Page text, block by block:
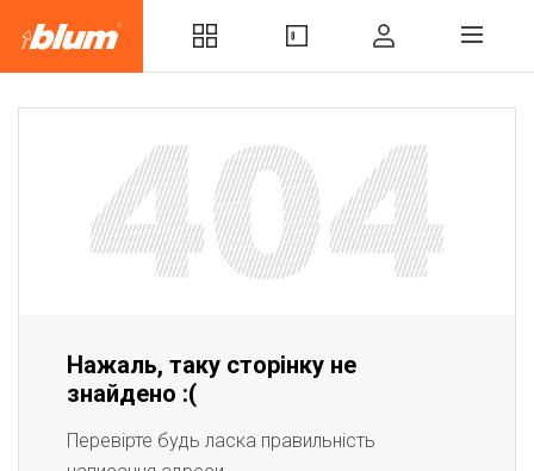
Нажаль, таку сторінку не
знайдено :(
Перевірте будь ласка правильність